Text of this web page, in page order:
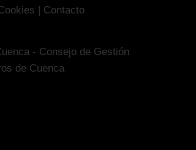
| Contacto
- Consejo de Gestión
de Cuenca